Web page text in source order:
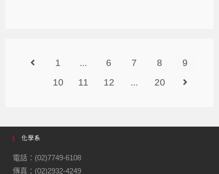
1 ... 6 7 8
9
10
11 12 ... 20
化學系
電話：(02)7749-6108
傳真：(02)2932-4249